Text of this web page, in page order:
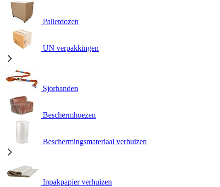
Palletdozen
UN verpakkingen
Sjorbanden
Beschermhoezen
Beschermingsmateriaal verhuizen
Inpakpapier verhuizen